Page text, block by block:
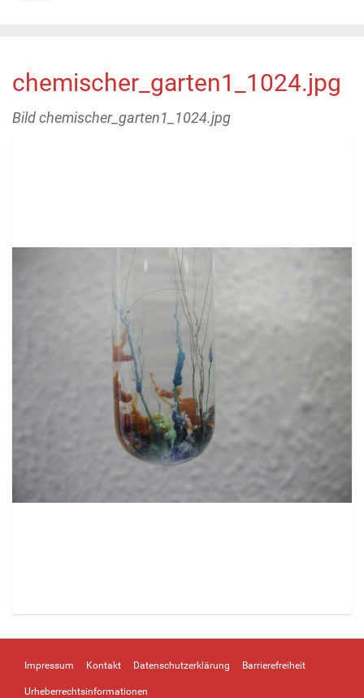
chemischer_garten1_1024.jpg
Bild chemischer_garten1_1024.jpg
e
g
e
Impressum Kontakt Datenschutzerklärung Barrierefreiheit
Urheberrechtsinformationen